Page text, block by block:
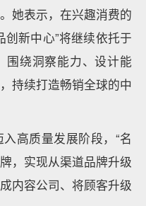
她表示，在兴趣消费的
新中心”将继续依托于
围绕洞察能力、设计能
持续打造畅销全球的中
高质量发展阶段，“名
，实现从渠道品牌升级
内容公司、将顾客升级